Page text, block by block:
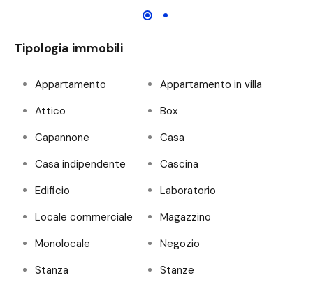
Tipologia immobili
Appartamento
Appartamento in villa
Attico
Box
Capannone
Casa
Casa indipendente
Cascina
Edificio
Laboratorio
Locale commerciale
Magazzino
Monolocale
Negozio
Stanza
Stanze